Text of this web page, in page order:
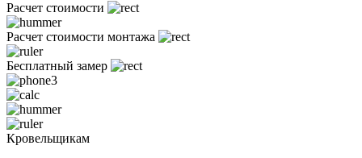
Расчет стоимости
Расчет стоимости монтажа
Бесплатный замер
Кровельщикам